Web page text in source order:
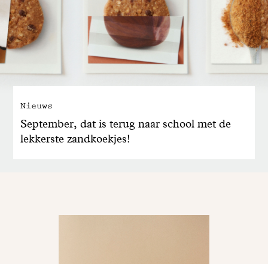
Nieuws
September, dat is terug naar school met de
lekkerste zandkoekjes!